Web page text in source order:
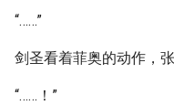
“……”
剑圣看着菲奥的动作，
“……！”